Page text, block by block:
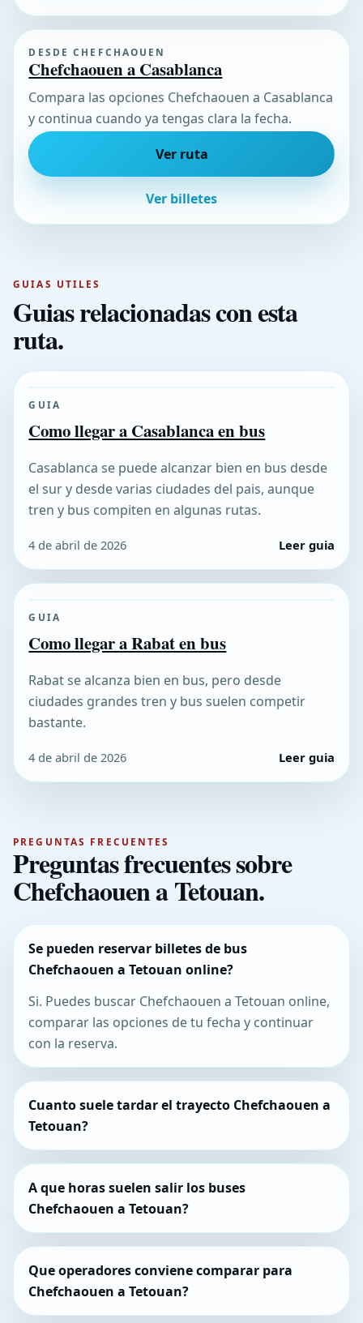
DESDE CHEFCHAOUEN
Chefchaouen a Casablanca
Compara las opciones Chefchaouen a Casablanca
y continua cuando ya tengas clara la fecha.
Ver ruta
Ver billetes
GUIAS UTILES
Guias relacionadas con esta
ruta.
GUIA
Como llegar a Casablanca en bus
Casablanca se puede alcanzar bien en bus desde
el sur y desde varias ciudades del pais, aunque
tren y bus compiten en algunas rutas.
4 de abril de 2026 Leer guia
GUIA
Como llegar a Rabat en bus
Rabat se alcanza bien en bus, pero desde
ciudades grandes tren y bus suelen competir
bastante.
4 de abril de 2026 Leer guia
PREGUNTAS FRECUENTES
Preguntas frecuentes sobre
Chefchaouen a Tetouan.
Se pueden reservar billetes de bus
Chefchaouen a Tetouan online?
Si. Puedes buscar Chefchaouen a Tetouan online,
comparar las opciones de tu fecha y continuar
con la reserva.
Cuanto suele tardar el trayecto Chefchaouen a
Tetouan?
A que horas suelen salir los buses
Chefchaouen a Tetouan?
Que operadores conviene comparar para
Chefchaouen a Tetouan?